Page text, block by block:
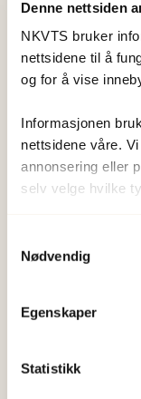
Denne nettsiden
NKVTS bruker
nettsidene til å
og for å vise
Informasjonen
nettsidene våre.
annonsering eller
selv velge hvilke
Nødvendig
Egenskaper
Statistikk
institusjonell
befolkningen,
Planverk
Nilsen har
karakteriserer
har hun
ikke vet om